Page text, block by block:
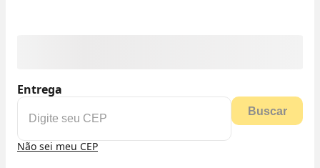
Entrega
Buscar
Não sei meu CEP